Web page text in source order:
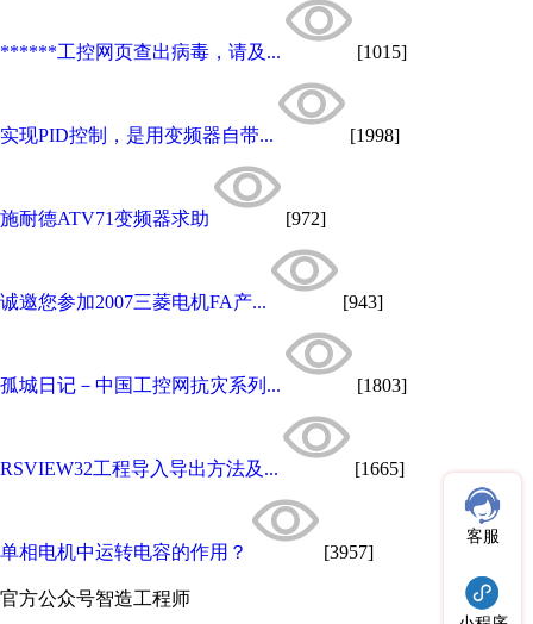
******工控网页查出病毒，请及... [1015]
实现PID控制，是用变频器自带... [1998]
施耐德ATV71变频器求助 [972]
诚邀您参加2007三菱电机FA产... [943]
孤城日记－中国工控网抗灾系列... [1803]
RSVIEW32工程导入导出方法及... [1665]
单相电机中运转电容的作用？ [3957]
官方公众号智造工程师
客服